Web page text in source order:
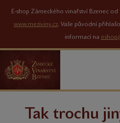
E-shop Zámeckého vinařství Bzenec
www.meziviny.cz. Vaše původní
informací na
Tak trochu